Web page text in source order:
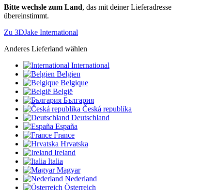
Bitte wechsle zum Land, das mit deiner Lieferadresse
übereinstimmt.
Zu 3DJake International
Anderes Lieferland wählen
International
Belgien
Belgique
België
България
Česká republika
Deutschland
España
France
Hrvatska
Ireland
Italia
Magyar
Nederland
Österreich